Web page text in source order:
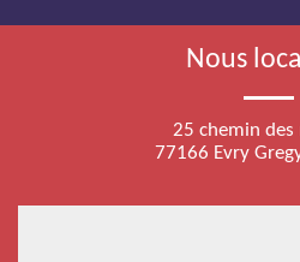
Nous
25 chemin des
77166 Evry